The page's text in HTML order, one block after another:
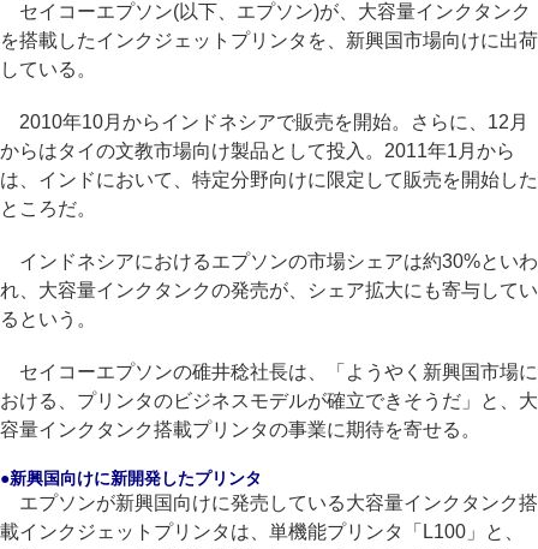
セイコーエプソン(以下、エプソン)が、大容量インクタンク
を搭載したインクジェットプリンタを、新興国市場向けに出荷
している。
2010年10月からインドネシアで販売を開始。さらに、12月
からはタイの文教市場向け製品として投入。2011年1月から
は、インドにおいて、特定分野向けに限定して販売を開始した
ところだ。
インドネシアにおけるエプソンの市場シェアは約30%といわ
れ、大容量インクタンクの発売が、シェア拡大にも寄与してい
るという。
セイコーエプソンの碓井稔社長は、「ようやく新興国市場に
おける、プリンタのビジネスモデルが確立できそうだ」と、大
容量インクタンク搭載プリンタの事業に期待を寄せる。
●新興国向けに新開発したプリンタ
エプソンが新興国向けに発売している大容量インクタンク搭
載インクジェットプリンタは、単機能プリンタ「L100」と、